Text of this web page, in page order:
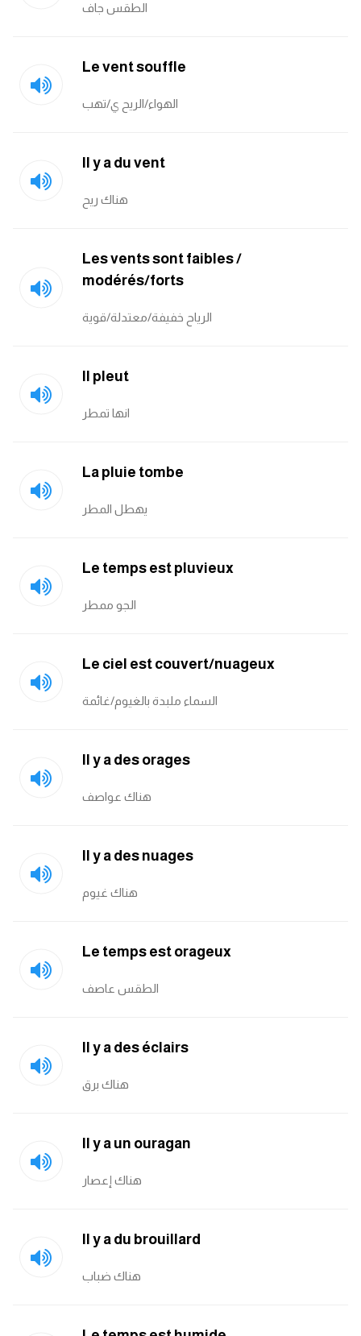
الطقس جاف
Le vent souffle
الهواء/الريح ي/تهب
Il y a du vent
هناك ريح
Les vents sont faibles /
modérés/forts
الرياح خفيفة/معتدلة/قوية
Il pleut
انها تمطر
La pluie tombe
يهطل المطر
Le temps est pluvieux
الجو ممطر
Le ciel est couvert/nuageux
السماء ملبدة بالغيوم/غائمة
Il y a des orages
هناك عواصف
Il y a des nuages
هناك غيوم
Le temps est orageux
الطقس عاصف
Il y a des éclairs
هناك برق
Il y a un ouragan
هناك إعصار
Il y a du brouillard
هناك ضباب